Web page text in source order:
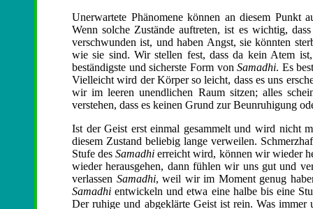
Unerwartete Phänomene können an diesem Punkt
Wenn solche Zustände auftreten, ist es wichtig,
verschwunden ist, und haben Angst, sie könnten
wie sie sind. Wir stellen fest, dass da kein Atem
beständigste und sicherste Form vonSamadhi. Es
Vielleicht wird der Körper so leicht, dass es uns
wir im leeren unendlichen Raum sitzen; alles
verstehen, dass es keinen Grund zur Beunruhigung
Ist der Geist erst einmal gesammelt und wird nicht
diesem Zustand beliebig lange verweilen.
Stufe desSamadhi erreicht wird, können wir wieder
wieder herausgehen, dann fühlen wir uns gut und
verlassen Samadhi, weil wir im Moment genug
Samadhi entwickeln und etwa eine halbe bis eine
Der ruhige und abgeklärte Geist ist rein. Was